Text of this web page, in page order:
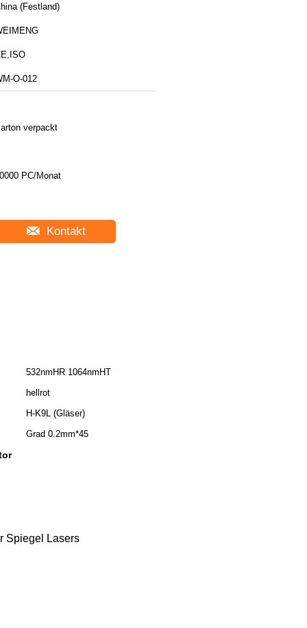
(Festland)
O-012
verpackt
PC/Monat
Kontakt
532nmHR 1064nmHT
hellrot
H-K9L (Gläser)
Grad 0.2mm*45
Spiegel Lasers